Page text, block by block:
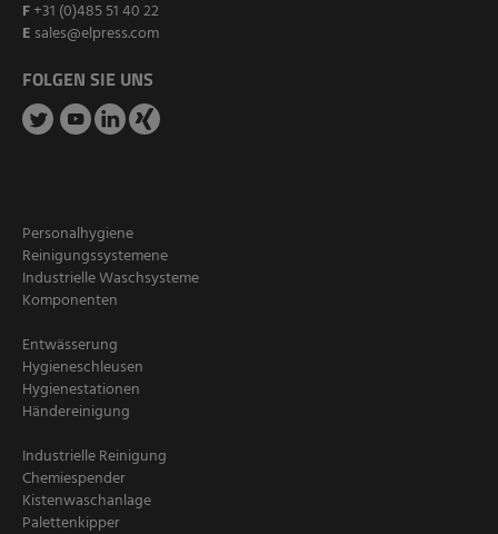
F+31 (0)485 51 40 22
E sales@elpress.com
FOLGEN SIE UNS
Personalhygiene
Reinigungssystemene
Industrielle Waschsysteme
Komponenten
Entwässerung
Hygieneschleusen
Hygienestationen
Händereinigung
Industrielle Reinigung
Chemiespender
Kistenwaschanlage
Palettenkipper